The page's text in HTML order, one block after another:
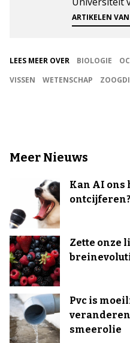
ARTIKELEN
LEES MEER OVER BIOLOGIE
VISSEN
WETENSCHAP
Meer Nieuws
Kan AI ons
ontcijferen?
Zette onze
Pvc is
smeerolie